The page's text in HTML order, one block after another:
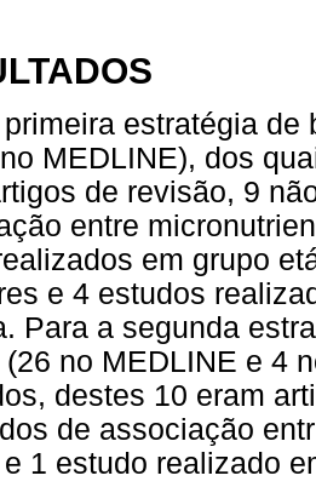
estratégia
MEDLINE), dos
de revisão, 9
entre
em grupo
e 4 estudos
Para a segunda
(26 no MEDLINE e 4
destes 10 eram
de associação
1 estudo realizado